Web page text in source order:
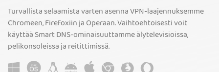
Turvallista selaamista varten asenna VPN-laajennuksemme
Chromeen, Firefoxiin ja Operaan. Vaihtoehtoisesti voit
käyttää Smart DNS-ominaisuuttamme älytelevisioissa,
pelikonsoleissa ja reitittimissä.